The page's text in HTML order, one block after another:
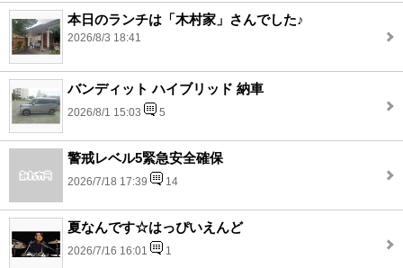
本日のランチは「木村家」さんでした♪
2026/8/3 18:41
バンディット ハイブリッド 納車
2026/8/1 15:03 5
警戒レベル5緊急安全確保
2026/7/18 17:39 14
夏なんです☆はっぴいえんど
2026/7/16 16:01 1